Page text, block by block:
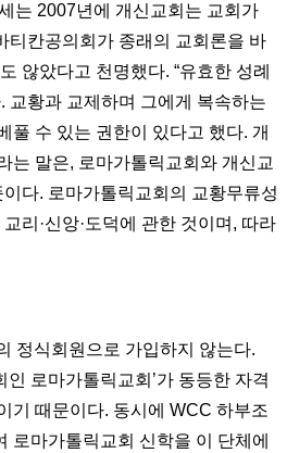
는 2007년에 개신교회는 교회가
티칸공의회가 종래의 교회론을 바
않았다고 천명했다. “유효한 성례
교황과 교제하며 그에게 복속하는
풀 수 있는 권한이 있다고 했다. 개
는 말은, 로마가톨릭교회와 개신교
이다. 로마가톨릭교회의 교황무류성
리·신앙·도덕에 관한 것이며, 따라
정식회원으로 가입하지 않는다.
인 로마가톨릭교회’가 동등한 자격
기 때문이다. 동시에 WCC 하부조
로마가톨릭교회 신학을 이 단체에